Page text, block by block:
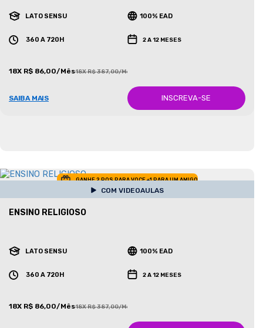
LATO SENSU 100% EAD
360 A 720H 2 A 12 MESES
18X R$ 86,00/Mês18X R$ 387,00/Mês
SAIBA MAIS INSCREVA-SE
GANHE 2 POS PARA VOCE +1 PARA UM AMIGO
COM VIDEOAULAS
ENSINO RELIGIOSO
LATO SENSU 100% EAD
360 A 720H 2 A 12 MESES
18X R$ 86,00/Mês18X R$ 387,00/Mês